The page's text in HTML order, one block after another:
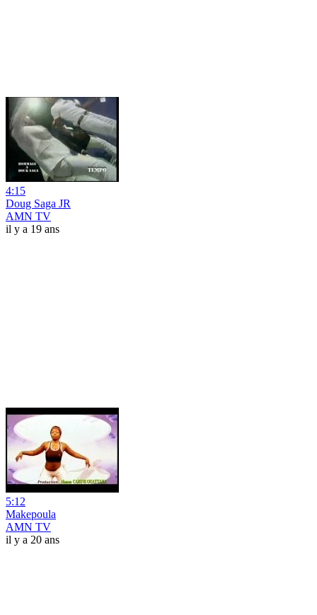
4:15
Doug Saga JR
AMN TV
il y a 19 ans
5:12
Makepoula
AMN TV
il y a 20 ans